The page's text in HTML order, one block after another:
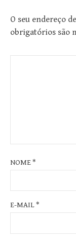
O seu endereço
obrigatórios são
NOME*
E-MAIL*